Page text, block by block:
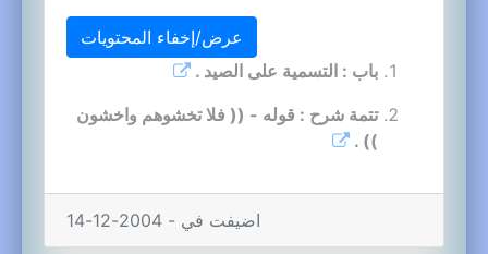
عرض/إخفاء المحتويات
باب : التسمية على الصيد .
تتمة شرح : قوله - (( فلا تخشوهم واخشون
)) .
اضيفت في - 2004-12-14